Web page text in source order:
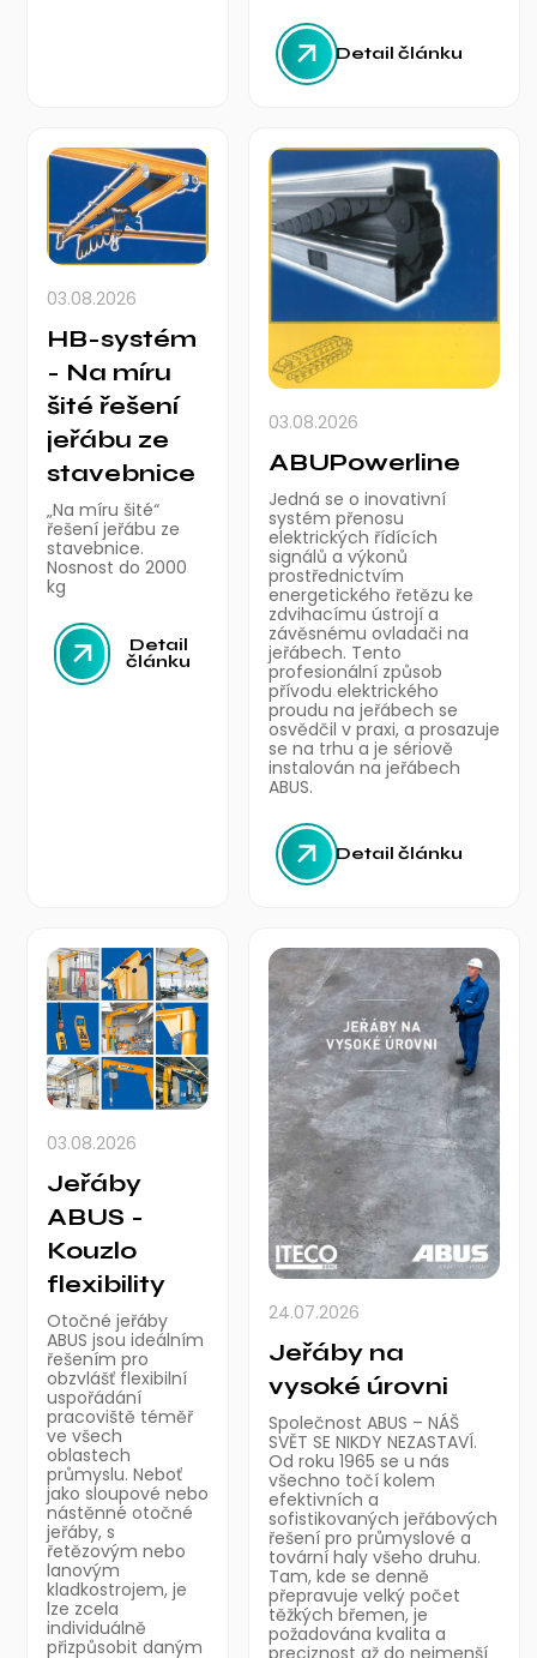
Detail článku
03.08.2026
HB-systém
- Na míru
šité řešení
jeřábu ze
stavebnice
„Na míru šité“
řešení jeřábu ze
stavebnice.
Nosnost do 2000
kg
Detail
článku
03.08.2026
ABUPowerline
Jedná se o inovativní
systém přenosu
elektrických řídících
signálů a výkonů
prostřednictvím
energetického řetězu ke
zdvihacímu ústrojí a
závěsnému ovladači na
jeřábech. Tento
profesionální způsob
přívodu elektrického
proudu na jeřábech se
osvědčil v praxi, a prosazuje
se na trhu a je sériově
instalován na jeřábech
ABUS.
Detail článku
03.08.2026
Jeřáby
ABUS -
Kouzlo
flexibility
Otočné jeřáby
ABUS jsou ideálním
řešením pro
obzvlášť flexibilní
uspořádání
pracoviště téměř
ve všech
oblastech
průmyslu. Neboť
jako sloupové nebo
nástěnné otočné
jeřáby, s
řetězovým nebo
lanovým
kladkostrojem, je
lze zcela
individuálně
přizpůsobit daným
24.07.2026
Jeřáby na
vysoké úrovni
Společnost ABUS – NÁŠ
SVĚT SE NIKDY NEZASTAVÍ.
Od roku 1965 se u nás
všechno točí kolem
efektivních a
sofistikovaných jeřábových
řešení pro průmyslové a
tovární haly všeho druhu.
Tam, kde se denně
přepravuje velký počet
těžkých břemen, je
požadována kvalita a
preciznost až do nejmenší